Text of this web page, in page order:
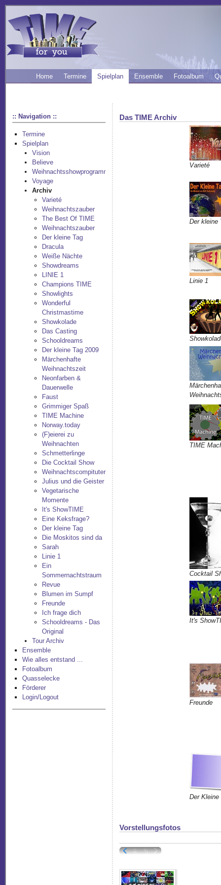
Home Termine Spielplan Ensemble Fotoalbum
:: Navigation ::
Termine
Spielplan
Vision
Believe
Weihnachtsshowprogramm
Voyage
Archiv
Varieté
Weihnachtszauber
The Best Of TIME
Weihnachtszauber
Der kleine Tag
Dracula
Weiße Nächte
Showdreams
LINIE 1
Champions TIME
Showlights
Wonderful
Christmastime
Showkolade
Das Casting
Schooldreams
Der kleine Tag 2009
Märchenhafte
Weihnachtszeit
Neonfarben &
Dauerwelle
Faust
Grimmiger Spaß
TIME Machine
Norway.today
(F)eierei zu
Weihnachten
Schmetterlinge
Die Cocktail Show
Weihnachtscompituter
Julius und die Geister
Vegetarische
Momente
It's ShowTIME
Eine Keksfrage?
Der kleine Tag
Die Moskitos sind da
Sarah
Linie 1
Ein
Sommernachtstraum
Revue
Blumen im Sumpf
Freunde
Ich frage dich
Schooldreams - Das
Original
Tour Archiv
Ensemble
Wie alles entstand ...
Fotoalbum
Quasselecke
Förderer
Login/Logout
Das TIME Archiv
Varieté
Der kleine
Linie 1
TIME
Cocktail
It's
Freunde
Der Kleine
Vorstellungsfotos